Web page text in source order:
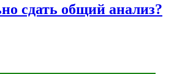
сдать общий анализ?